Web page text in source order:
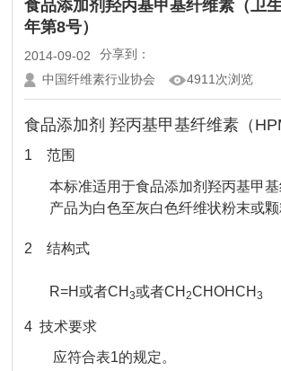
食品添加剂羟丙基甲基纤维素（卫
年第8号）
2014-09-02
分享到：
中国纤维素行业协会
4911次浏览
食品添加剂 羟丙基甲基纤维素（
1 范围
本标准适用于食品添加剂羟丙基甲基
产品为白色至灰白色纤维状粉末或颗
2 结构式
R=H或者CH3或者CH2CHOHCH3
4 技术要求
应符合表1的规定。